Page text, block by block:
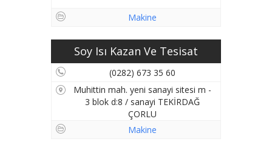
Makine
Soy Isı Kazan Ve Tesisat
(0282) 673 35 60
Muhittin mah. yeni sanayi sitesi m -
3 blok d:8 / sanayi TEKİRDAĞ
ÇORLU
Makine